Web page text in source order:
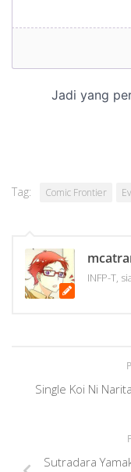
Tag: Comic Frontier
INFP-T,
Single Koi Ni
Sutradara